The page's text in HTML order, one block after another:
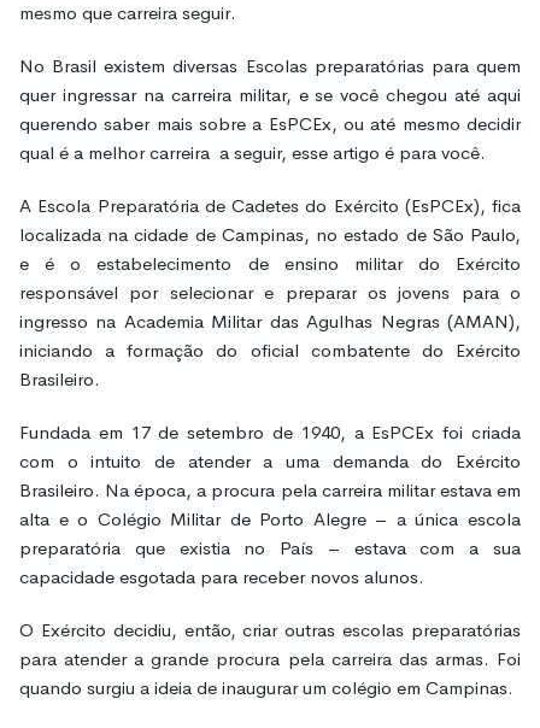
mesmo que carreira seguir.
No Brasil existem diversas Escolas preparatórias para quem
quer ingressar na carreira militar, e se você chegou até aqui
querendo saber mais sobre a EsPCEx, ou até mesmo decidir
qual é a melhor carreira a seguir, esse artigo é para você.
A Escola Preparatória de Cadetes do Exército (EsPCEx), fica
localizada na cidade de Campinas, no estado de São Paulo,
e é o estabelecimento de ensino militar do Exército
responsável por selecionar e preparar os jovens para o
ingresso na Academia Militar das Agulhas Negras (AMAN),
iniciando a formação do oficial combatente do Exército
Brasileiro.
Fundada em 17 de setembro de 1940, a EsPCEx foi criada
com o intuito de atender a uma demanda do Exército
Brasileiro. Na época, a procura pela carreira militar estava em
alta e o Colégio Militar de Porto Alegre – a única escola
preparatória que existia no País – estava com a sua
capacidade esgotada para receber novos alunos.
O Exército decidiu, então, criar outras escolas preparatórias
para atender a grande procura pela carreira das armas. Foi
quando surgiu a ideia de inaugurar um colégio em Campinas.